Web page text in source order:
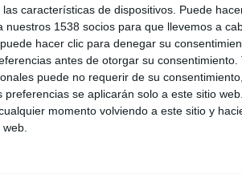
características de dispositivos. Puede
1538 socios para que llevemos a
hacer clic para denegar su
antes de otorgar su consentimiento.
puede no requerir de su
se aplicarán solo a este sitio
momento volviendo a este sitio y